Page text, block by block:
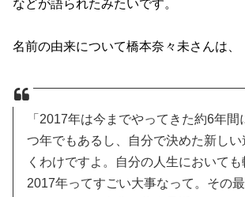
などが語られたみたいです。
名前の由来について橋本奈々未さんは、
「2017年は今までやってきた約6年間
つ年でもあるし、自分で決めた新し
くわけですよ。自分の人生においても
2017年ってすごい大事なって。その